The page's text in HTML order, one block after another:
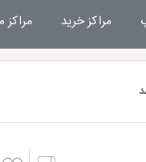
مراکز خرید